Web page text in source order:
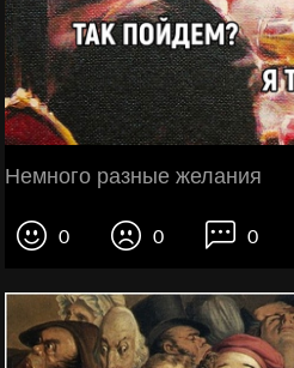
Немного разные желания
0 0 0